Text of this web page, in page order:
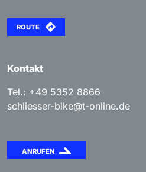
ROUTE
Kontakt
Tel.: +49 5352 8866
schliesser-bike@t-online.de
ANRUFEN